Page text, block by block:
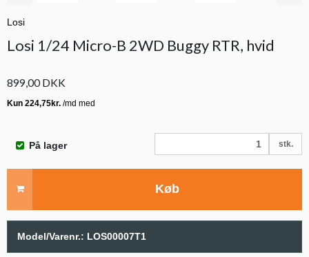
Losi
Losi 1/24 Micro-B 2WD Buggy RTR, hvid
899,00 DKK
På lager stk.
Køb
Model/Varenr.: LOS00007T1